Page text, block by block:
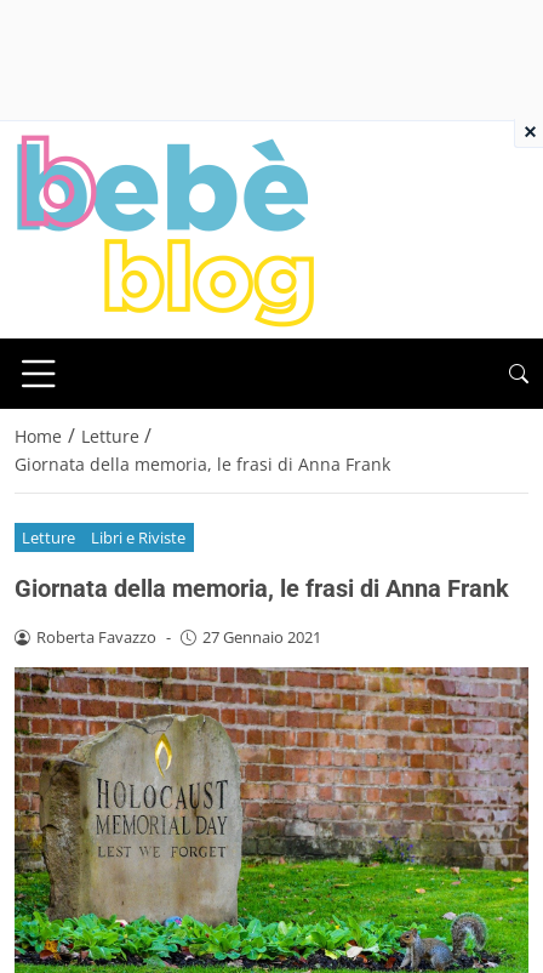
Home / Letture /
Giornata della memoria, le frasi di Anna Frank
Letture Libri e Riviste
Giornata della memoria, le frasi di Anna Frank
Roberta Favazzo - 27 Gennaio 2021
×